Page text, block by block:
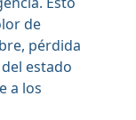
de
pérdida
estado
a los